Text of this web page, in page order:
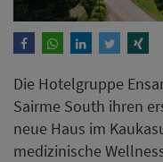
Die Hotelgruppe
Sairme South ihren
neue Haus im
medizinische